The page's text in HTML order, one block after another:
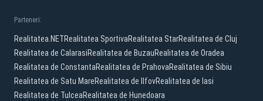
Parteneri:
Realitatea.NETRealitatea SportivaRealitatea StarRealitatea de Cluj
Realitatea de CalarasiRealitatea de BuzauRealitatea de Oradea
Realitatea de ConstantaRealitatea de PrahovaRealitatea de Sibiu
Realitatea de Satu MareRealitatea de IlfovRealitatea de Iasi
Realitatea de TulceaRealitatea de Hunedoara